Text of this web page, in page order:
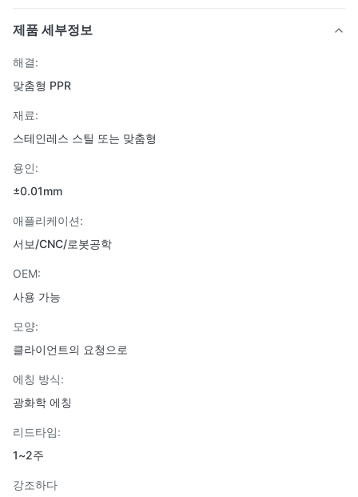
제품 세부정보
해결:
맞춤형 PPR
재료:
스테인레스 스틸 또는 맞춤형
용인:
±0.01mm
애플리케이션:
서보/CNC/로봇공학
OEM:
사용 가능
모양:
클라이언트의 요청으로
에칭 방식:
광화학 에칭
리드타임:
1~2주
강조하다